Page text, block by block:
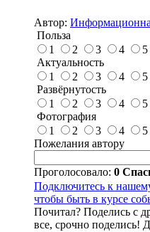
Автор:
Польза
1
2 3 4 5
Актуальность
1
2 3 4 5
Развёрнутость
1
2 3 4 5
Фотография
1
2 3 4 5
Пожелания автору
Проголосовало: 0
Подключитесь к
чтобы быть в курсе
Почитал? Поделись с
все, срочно поделись!